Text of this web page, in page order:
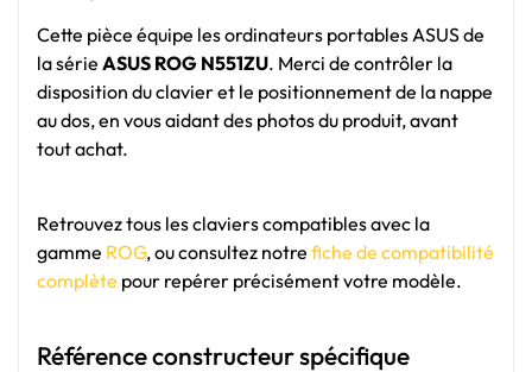
Cette pièce équipe les ordinateurs portables ASUS de
la série ASUS ROG N551ZU. Merci de contrôler la
disposition du clavier et le positionnement de la nappe
au dos, en vous aidant des photos du produit, avant
tout achat.
Retrouvez tous les claviers compatibles avec la
gamme ROG, ou consultez notre fiche de compatibilité
complète pour repérer précisément votre modèle.
Référence constructeur spécifique